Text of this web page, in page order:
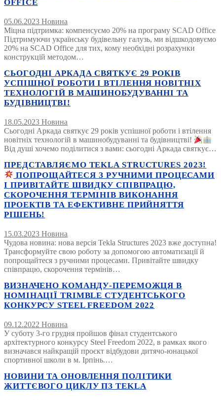
OFFICE
05.06.2023 Новина
Міцна підтримка: компенсуємо 20% на програму SCAD Office
Підтримуючи українську будівельну галузь, ми відшкодовуємо
20% на SCAD Office для тих, кому необхідні розрахунки
конструкцій методом…
СЬОГОДНІ АРКАДА СВЯТКУЄ 29 РОКІВ
УСПІШНОЇ РОБОТИ І ВТІЛЕННЯ НОВІТНІХ
ТЕХНОЛОГІЙ В МАШИНОБУДУВАННІ ТА
БУДІВНИЦТВІ!
18.05.2023 Новина
Сьогодні Аркада святкує 29 років успішної роботи і втілення
новітніх технологій в машинобудуванні та будівництві!
Від душі хочемо поділитися з вами: сьогодні Аркада святкує…
ПРЕДСТАВЛЯЄМО TEKLA STRUCTURES 2023!
ПОПРОЩАЙТЕСЯ З РУЧНИМИ ПРОЦЕСАМИ
І ПРИВІТАЙТЕ ШВИДКУ СПІВПРАЦЮ,
СКОРОЧЕННЯ ТЕРМІНІВ ВИКОНАННЯ
ПРОЕКТІВ ТА ЕФЕКТИВНЕ ПРИЙНЯТТЯ
РІШЕНЬ!
15.03.2023 Новина
Чудова новина: нова версія Tekla Structures 2023 вже доступна!
Трансформуйте свою роботу за допомогою автоматизації й
попрощайтеся з ручними процесами. Привітайте швидку
співпрацю, скорочення термінів…
ВИЗНАЧЕНО КОМАНДУ-ПЕРЕМОЖЦЯ В
НОМІНАЦІЇ TRIMBLE СТУДЕНТСЬКОГО
КОНКУРСУ STEEL FREEDOM 2022
09.12.2022 Новина
У суботу 3-го грудня пройшов фінал студентського
архітектурного конкурсу Steel Freedom 2022, в рамках якого
визначався найкращій проєкт відбудови дитячо-юнацької
спортивної школи в м. Ірпінь.…
НОВИНИ ТА ОНОВЛЕННЯ ПОЛІТИКИ
ЖИТТЄВОГО ЦИКЛУ ПЗ TEKLA